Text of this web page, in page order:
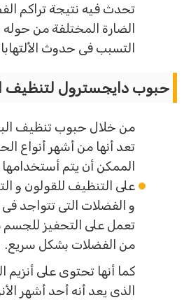
تحدث فيه نتيجة تراكم
الضارة المختلفة من
التسبب فى حدوث
حبوب دايجسترول لتنظيف
من خلال حبوب تنظيف
تعد أنها من أشهر أنواع
الممكن أن يتم
على التنظيف للقولون و
و الفضلات التى تتواجد
تعمل على التحفيز
من الفضلات بشكل سريع.
كما أنها تحتوى على أنزيم
الذى يعد أنه أحد أشهر